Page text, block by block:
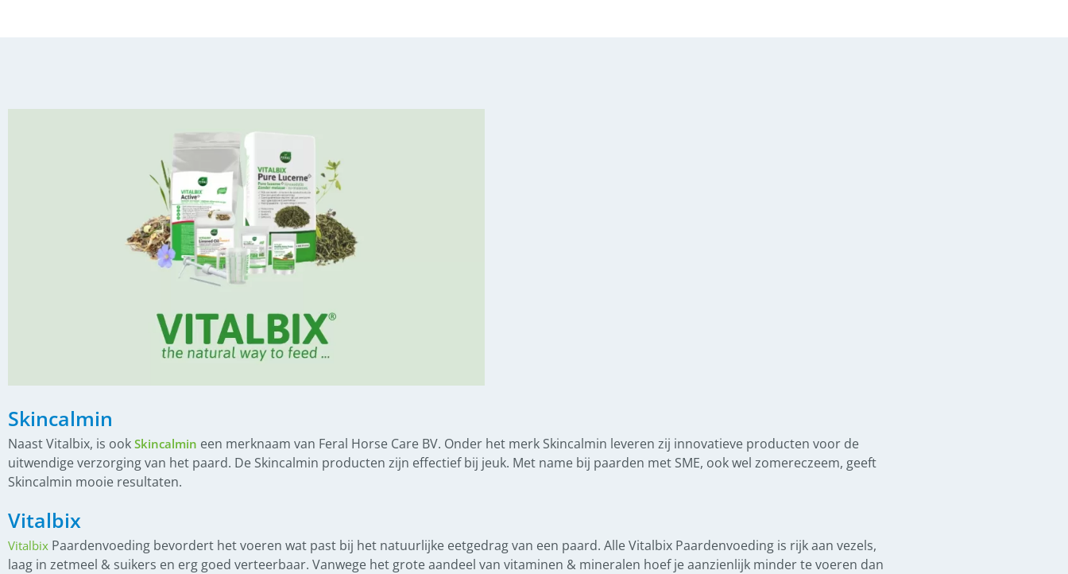
Skincalmin
Naast Vitalbix, is ook Skincalmin een merknaam van Feral Horse Care BV. Onder het merk Skincalmin leveren zij innovatieve producten voor de
uitwendige verzorging van het paard. De Skincalmin producten zijn effectief bij jeuk. Met name bij paarden met SME, ook wel zomereczeem, geeft
Skincalmin mooie resultaten.
Vitalbix
Vitalbix Paardenvoeding bevordert het voeren wat past bij het natuurlijke eetgedrag van een paard. Alle Vitalbix Paardenvoeding is rijk aan vezels,
laag in zetmeel & suikers en erg goed verteerbaar. Vanwege het grote aandeel van vitaminen & mineralen hoef je aanzienlijk minder te voeren dan